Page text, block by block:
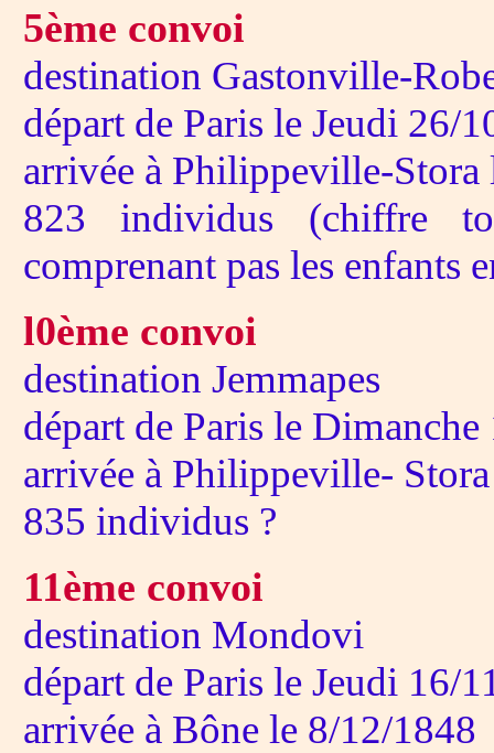
5ème convoi
destination Gastonville-
départ de Paris le Jeudi 26/
arrivée à Philippeville-Stora
823 individus (chiffre
comprenant pas les enfants
l0ème convoi
destination Jemmapes
départ de Paris le
arrivée à Philippeville-
835 individus ?
11ème convoi
destination Mondovi
départ de Paris le Jeudi 16/
arrivée à Bône le 8/12/1848